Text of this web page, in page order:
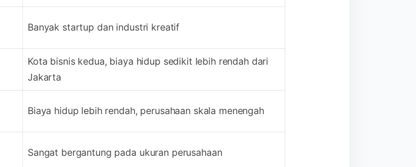
Banyak startup dan industri kreatif
Kota bisnis kedua, biaya hidup sedikit lebih rendah dari
Jakarta
Biaya hidup lebih rendah, perusahaan skala menengah
Sangat bergantung pada ukuran perusahaan